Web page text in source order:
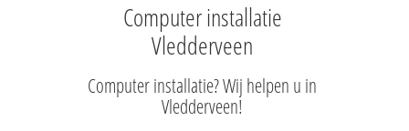
Computer installatie
Vledderveen
Computer installatie? Wij helpen u in
Vledderveen!